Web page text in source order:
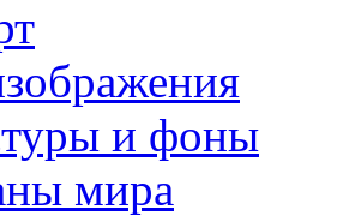
и фоны
мира